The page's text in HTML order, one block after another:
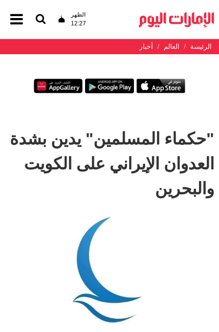
الظهر
12:27
الرئيسة العالم أخبار
"حكماء المسلمين" يدين بشدة
العدوان الإيراني على الكويت
والبحرين